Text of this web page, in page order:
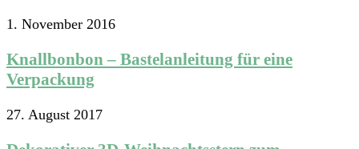
1. November 2016
Knallbonbon – Bastelanleitung für eine
Verpackung
27. August 2017